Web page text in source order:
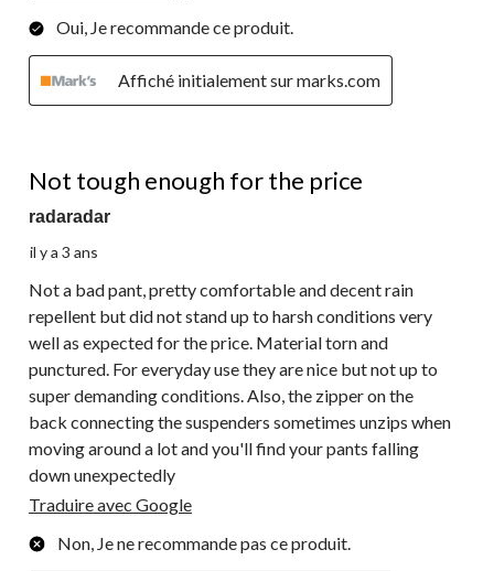
Oui, Je recommande ce produit.
Affiché initialement sur marks.com
Not tough enough for the price
radaradar
il y a 3 ans
Not a bad pant, pretty comfortable and decent rain
repellent but did not stand up to harsh conditions very
well as expected for the price. Material torn and
punctured. For everyday use they are nice but not up to
super demanding conditions. Also, the zipper on the
back connecting the suspenders sometimes unzips when
moving around a lot and you'll find your pants falling
down unexpectedly
Traduire avec Google
Non, Je ne recommande pas ce produit.